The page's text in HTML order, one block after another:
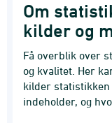
Om
kilder og
Få overblik over
og kvalitet. Her
kilder statistikken
indeholder, og